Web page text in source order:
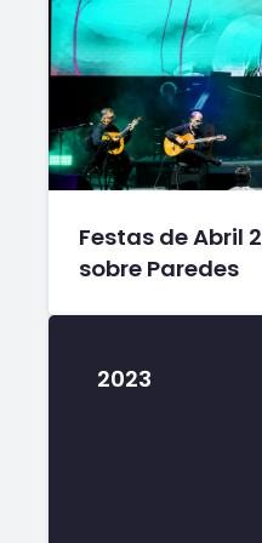
Festas de Abril
sobre Paredes
2023